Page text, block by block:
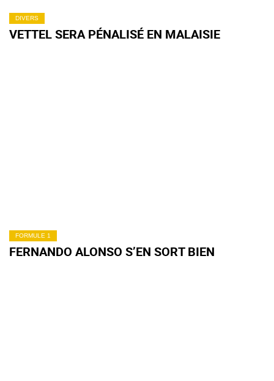
DIVERS
VETTEL SERA PÉNALISÉ EN MALAISIE
FORMULE 1
FERNANDO ALONSO S’EN SORT BIEN